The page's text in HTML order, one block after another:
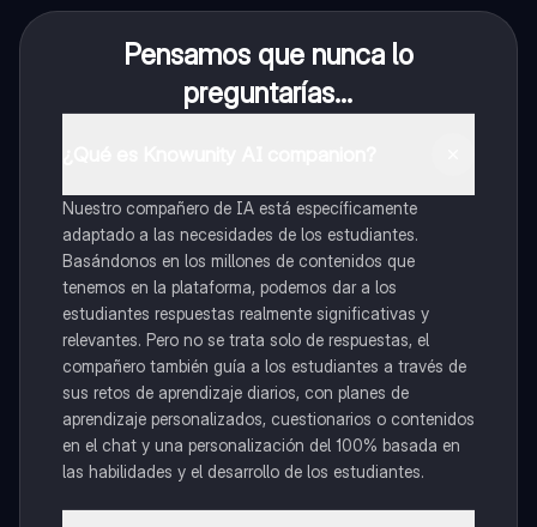
Pensamos que nunca lo
preguntarías...
Nuestro compañero de IA está específicamente
adaptado a las necesidades de los estudiantes.
Basándonos en los millones de contenidos que
tenemos en la plataforma, podemos dar a los
estudiantes respuestas realmente significativas y
relevantes. Pero no se trata solo de respuestas, el
compañero también guía a los estudiantes a través de
sus retos de aprendizaje diarios, con planes de
aprendizaje personalizados, cuestionarios o contenidos
en el chat y una personalización del 100% basada en
las habilidades y el desarrollo de los estudiantes.